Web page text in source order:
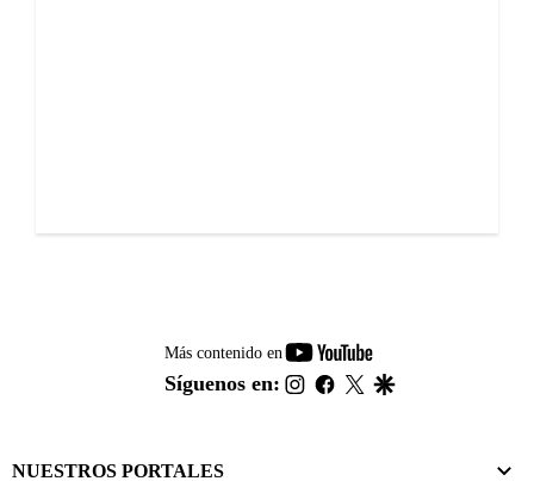
Más contenido en
youtube-
footer
Síguenos en: instagram
facebook
twitter
NUESTROS PORTALES